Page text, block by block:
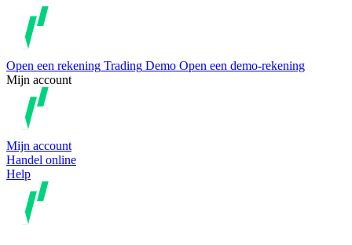
Open een rekening Trading Demo Open een demo-rekening
Mijn account
Mijn account
Handel online
Help